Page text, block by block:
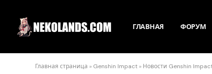
ГЛАВНАЯ ФОРУМ
Главная страница » Genshin Impact » Новости Genshin